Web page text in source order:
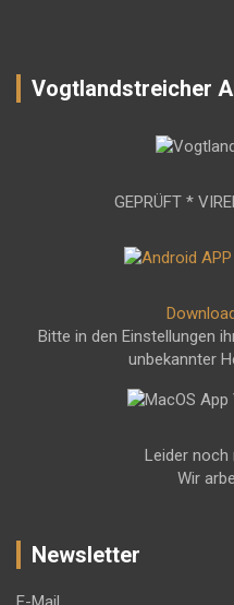
Vogtlandstreicher
GEPRÜFT *
Bitte in den Einstellungen
unbekannter
Leider noch
Wir
Newsletter